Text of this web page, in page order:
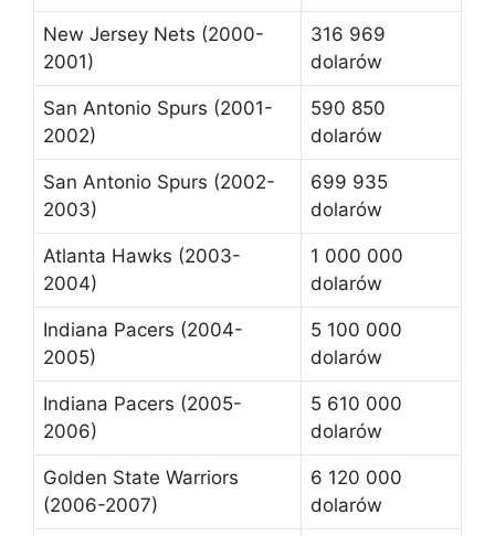
New Jersey Nets (2000-
2001)
316 969
dolarów
San Antonio Spurs (2001-
2002)
590 850
dolarów
San Antonio Spurs (2002-
2003)
699 935
dolarów
Atlanta Hawks (2003-
2004)
1 000 000
dolarów
Indiana Pacers (2004-
2005)
5 100 000
dolarów
Indiana Pacers (2005-
2006)
5 610 000
dolarów
Golden State Warriors
(2006-2007)
6 120 000
dolarów